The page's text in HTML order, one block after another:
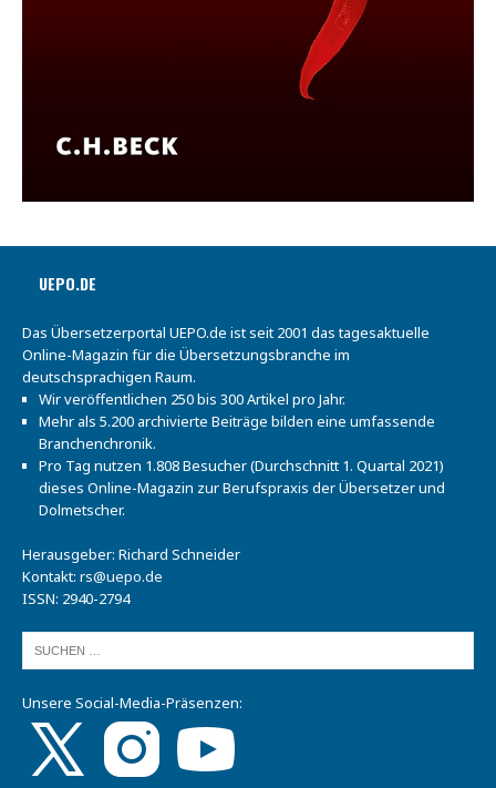
UEPO.DE
Das Übersetzerportal UEPO.de ist seit 2001 das tagesaktuelle
Online-Magazin für die Übersetzungsbranche im
deutschsprachigen Raum.
Wir veröffentlichen 250 bis 300 Artikel pro Jahr.
Mehr als 5.200 archivierte Beiträge bilden eine umfassende
Branchenchronik.
Pro Tag nutzen 1.808 Besucher (Durchschnitt 1. Quartal 2021)
dieses Online-Magazin zur Berufspraxis der Übersetzer und
Dolmetscher.
Herausgeber: Richard Schneider
Kontakt: rs@uepo.de
ISSN: 2940-2794
Unsere Social-Media-Präsenzen: